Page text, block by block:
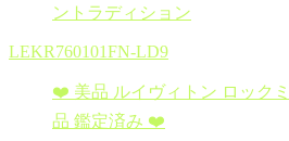
ントラディション
LEKR760101FN-LD9
❤️ 美品 ルイヴィトン ロック
品 鑑定済み ❤️